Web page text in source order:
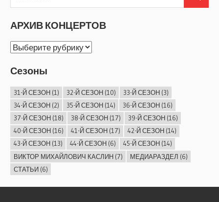
АРХИВ КОНЦЕРТОВ
АРХИВ
Сезоны
31-Й СЕЗОН(1) 32-Й СЕЗОН(10) 33-Й СЕЗОН(3)
34-Й СЕЗОН(2) 35-Й СЕЗОН(14) 36-Й СЕЗОН(16)
37-Й СЕЗОН(18) 38-Й СЕЗОН(17) 39-Й СЕЗОН(16)
40-Й СЕЗОН(16) 41-Й СЕЗОН(17) 42-Й СЕЗОН(14)
43-Й СЕЗОН(13) 44-Й СЕЗОН(6) 45-Й СЕЗОН(14)
ВИКТОР МИХАЙЛОВИЧ КАСЛИН(7) МЕДИАРАЗДЕЛ (6)
СТАТЬИ(6)